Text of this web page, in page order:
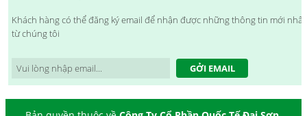
Khách hàng có thể đăng ký email để nhận được những thông tin mới nhất
từ chúng tôi
GỞI EMAIL